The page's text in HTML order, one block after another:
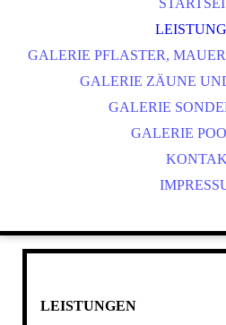
GALERIE PFLASTER,
GALERIE ZÄUNE
GALERIE
GALERIE
LEISTUNGEN